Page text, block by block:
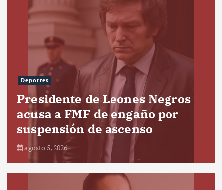
Deportes
Presidente de Leones Negros
acusa a FMF de engaño por
suspensión de ascenso
agosto 5, 2026